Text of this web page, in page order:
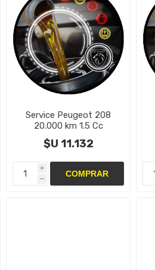
Service Peugeot 208
20.000 km 1.5 Cc
$U 11.132
i
h